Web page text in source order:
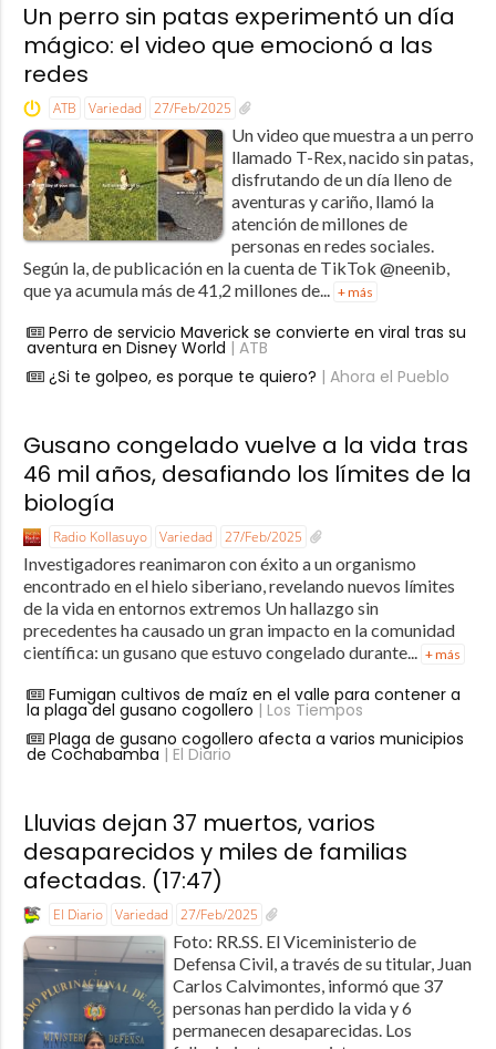
Un perro sin patas experimentó un día
mágico: el video que emocionó a las
redes
ATB Variedad 27/Feb/2025
Un video que muestra a un perro
llamado T-Rex, nacido sin patas,
disfrutando de un día lleno de
aventuras y cariño, llamó la
atención de millones de
personas en redes sociales.
Según la, de publicación en la cuenta de TikTok @neenib,
que ya acumula más de 41,2 millones de... + más
Perro de servicio Maverick se convierte en viral tras su
aventura en Disney World | ATB
¿Si te golpeo, es porque te quiero? | Ahora el Pueblo
Gusano congelado vuelve a la vida tras
46 mil años, desafiando los límites de la
biología
Radio Kollasuyo Variedad 27/Feb/2025
Investigadores reanimaron con éxito a un organismo
encontrado en el hielo siberiano, revelando nuevos límites
de la vida en entornos extremos Un hallazgo sin
precedentes ha causado un gran impacto en la comunidad
científica: un gusano que estuvo congelado durante... + más
Fumigan cultivos de maíz en el valle para contener a
la plaga del gusano cogollero | Los Tiempos
Plaga de gusano cogollero afecta a varios municipios
de Cochabamba | El Diario
Lluvias dejan 37 muertos, varios
desaparecidos y miles de familias
afectadas. (17:47)
El Diario Variedad 27/Feb/2025
Foto: RR.SS. El Viceministerio de
Defensa Civil, a través de su titular, Juan
Carlos Calvimontes, informó que 37
personas han perdido la vida y 6
permanecen desaparecidas. Los